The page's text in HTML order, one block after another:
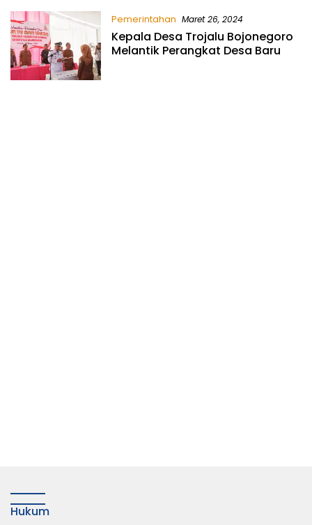
Pemerintahan Maret 26, 2024
Kepala Desa Trojalu Bojonegoro
Melantik Perangkat Desa Baru
Hukum